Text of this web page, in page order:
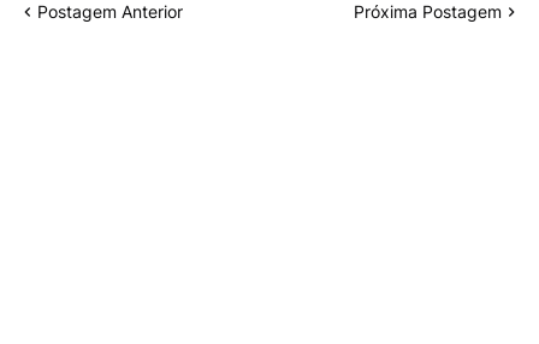
Postagem Anterior Próxima Postagem